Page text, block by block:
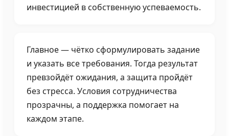
инвестицией в собственную успеваемость.
Главное — чётко сформулировать задание
и указать все требования. Тогда результат
превзойдёт ожидания, а защита пройдёт
без стресса. Условия сотрудничества
прозрачны, а поддержка помогает на
каждом этапе.